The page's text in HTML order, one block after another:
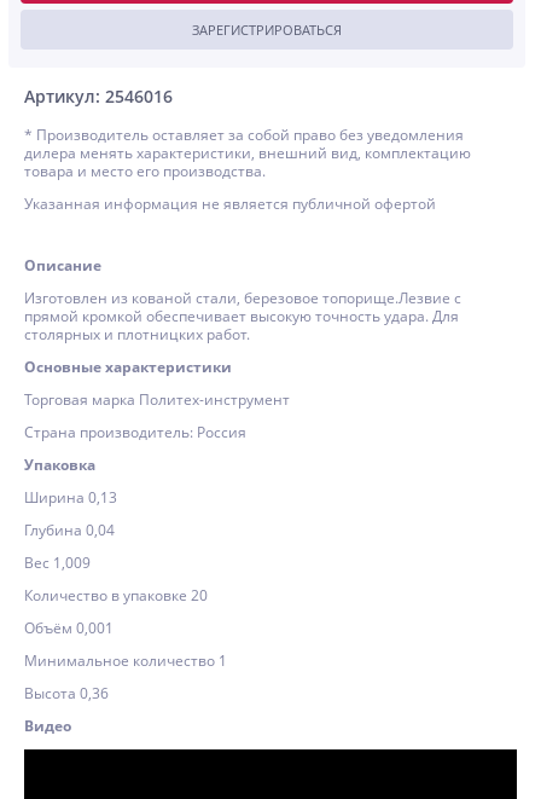
Артикул: 2546016
ЗАРЕГИСТРИРОВАТЬСЯ
* Производитель оставляет за собой право без уведомления
дилера менять характеристики, внешний вид, комплектацию
товара и место его производства.
Указанная информация не является публичной офертой
Описание
Изготовлен из кованой стали, березовое топорище.Лезвие с
прямой кромкой обеспечивает высокую точность удара. Для
столярных и плотницких работ.
Основные характеристики
Торговая марка Политех-инструмент
Страна производитель: Россия
Упаковка
Ширина 0,13
Глубина 0,04
Вес 1,009
Количество в упаковке 20
Объём 0,001
Минимальное количество 1
Высота 0,36
Видео